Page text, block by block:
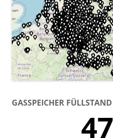
GASSPEICHER FÜLLSTAND